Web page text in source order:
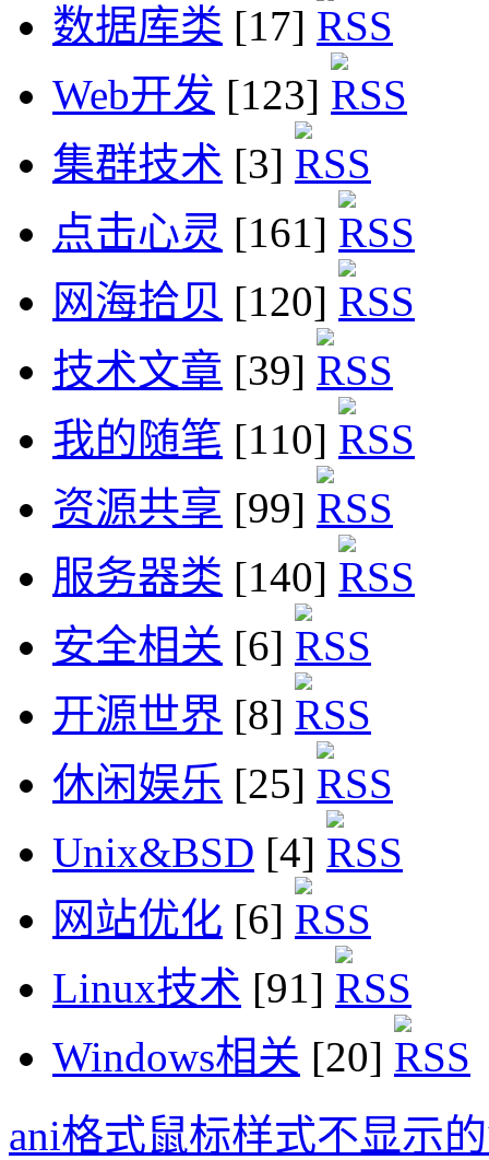
数据库类 [17]
Web开发 [123]
集群技术 [3]
点击心灵 [161]
网海拾贝 [120]
技术文章 [39]
我的随笔 [110]
资源共享 [99]
服务器类 [140]
安全相关 [6]
开源世界 [8]
休闲娱乐 [25]
Unix&BSD [4]
网站优化 [6]
Linux技术 [91]
Windows相关 [20]
ani格式鼠标样式不显示